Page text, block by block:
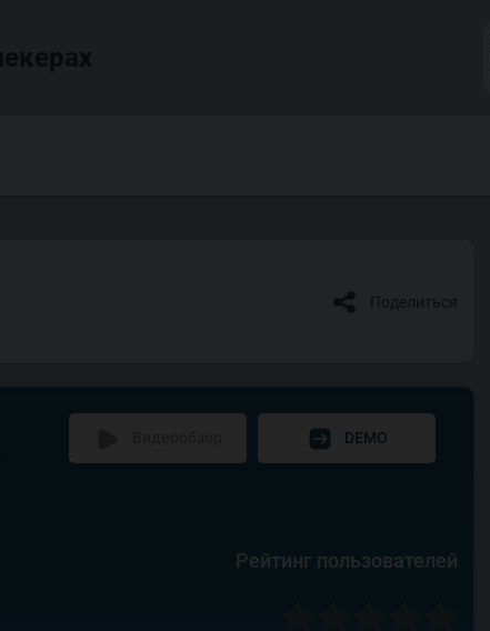
Поделиться
DEMO
Рейтинг пользователей